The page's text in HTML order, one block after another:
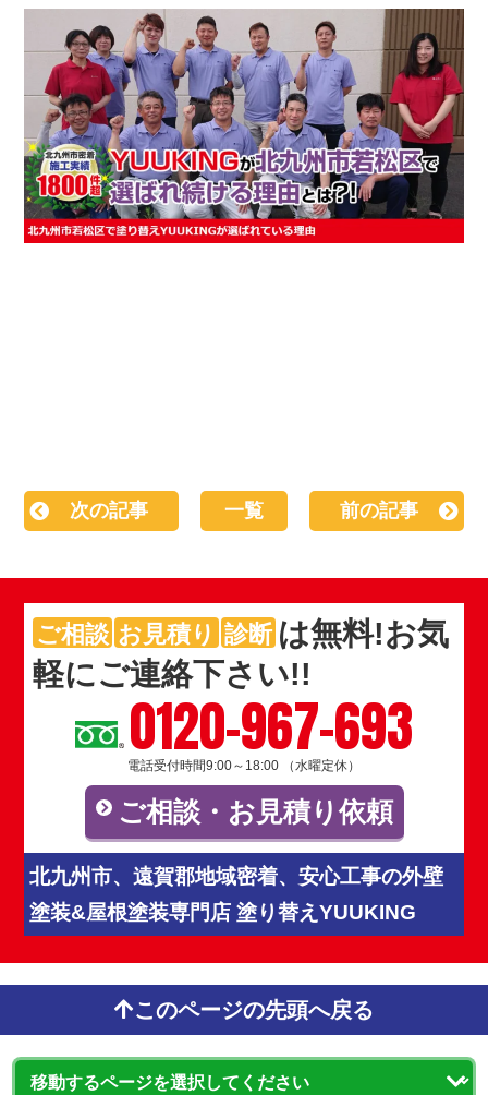
次の記事 一覧 前の記事
ご相談 お見積り 診断 は無料!お気
軽にご連絡下さい!!
0120-967-693
電話受付時間9:00～18:00 （水曜定休）
ご相談・お見積り依頼
北九州市、遠賀郡地域密着、安心工事の外壁
塗装&屋根塗装専門店 塗り替えYUUKING
このページの先頭へ戻る